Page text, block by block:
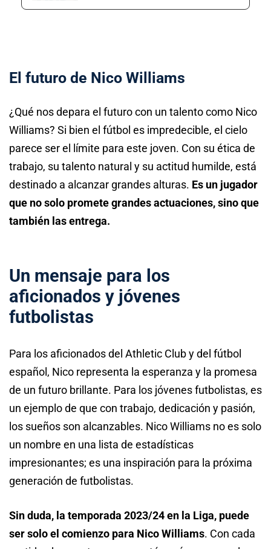
El futuro de Nico Williams
¿Qué nos depara el futuro con un talento como Nico
Williams? Si bien el fútbol es impredecible, el cielo
parece ser el límite para este joven. Con su ética de
trabajo, su talento natural y su actitud humilde, está
destinado a alcanzar grandes alturas. Es un jugador
que no solo promete grandes actuaciones, sino que
también las entrega.
Un mensaje para los
aficionados y jóvenes
futbolistas
Para los aficionados del Athletic Club y del fútbol
español, Nico representa la esperanza y la promesa
de un futuro brillante. Para los jóvenes futbolistas, es
un ejemplo de que con trabajo, dedicación y pasión,
los sueños son alcanzables. Nico Williams no es solo
un nombre en una lista de estadísticas
impresionantes; es una inspiración para la próxima
generación de futbolistas.
Sin duda, la temporada 2023/24 en la Liga, puede
ser solo el comienzo para Nico Williams. Con cada